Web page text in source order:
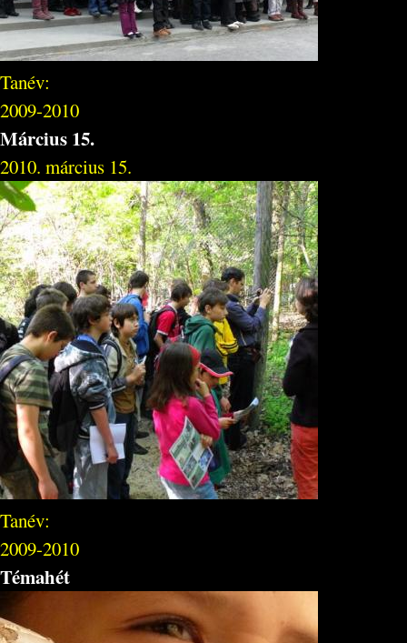
Tanév:
2009-2010
Március 15.
2010. március 15.
Tanév:
2009-2010
Témahét